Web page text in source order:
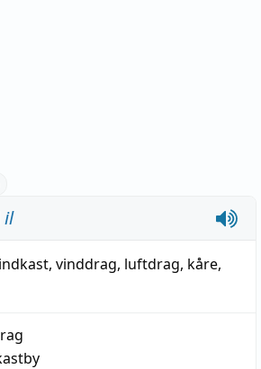
il
, vinddrag, luftdrag, kåre,